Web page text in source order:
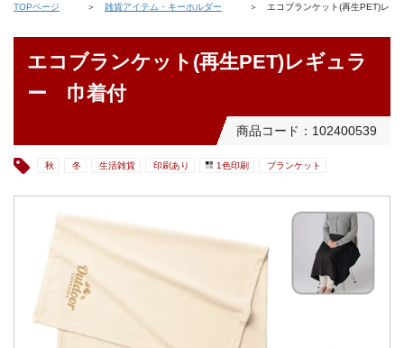
TOPページ 雑貨アイテム・キーホルダー エコブランケット(再生PET)レ
エコブランケット(再生PET)レギュラ
ー 巾着付
商品コード：102400539
秋 冬 生活雑貨 印刷あり 1色印刷 ブランケット